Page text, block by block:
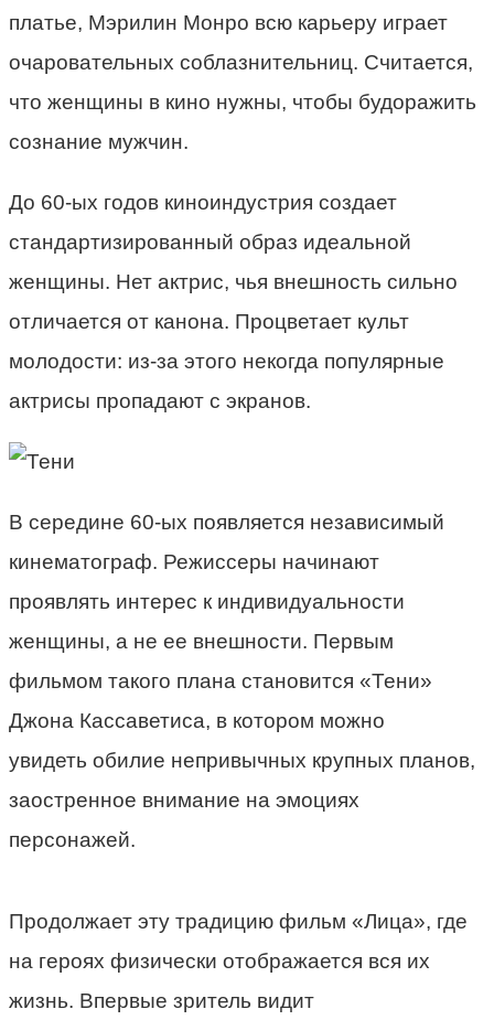
платье, Мэрилин Монро всю карьеру играет
очаровательных соблазнительниц. Считается,
что женщины в кино нужны, чтобы будоражить
сознание мужчин.
До 60-ых годов киноиндустрия создает
стандартизированный образ идеальной
женщины. Нет актрис, чья внешность сильно
отличается от канона. Процветает культ
молодости: из-за этого некогда популярные
актрисы пропадают с экранов.
В середине 60-ых появляется независимый
кинематограф. Режиссеры начинают
проявлять интерес к индивидуальности
женщины, а не ее внешности. Первым
фильмом такого плана становится «Тени»
Джона Кассаветиса, в котором можно
увидеть обилие непривычных крупных планов,
заостренное внимание на эмоциях
персонажей.
Продолжает эту традицию фильм «Лица», где
на героях физически отображается вся их
жизнь. Впервые зритель видит